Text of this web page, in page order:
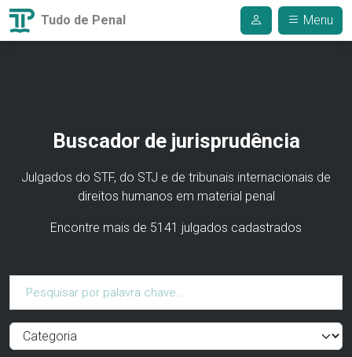
Tudo de Penal Menu
Buscador de jurisprudência
Julgados do STF, do STJ e de tribunais internacionais de
direitos humanos em material penal
Encontre mais de 5141 julgados cadastrados